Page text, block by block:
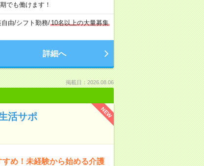
も働けます！
由/シフト勤務/10名以上の大量募集
詳細へ
掲載日：2026.08.06
NEW
活サポ
め！未経験から始める介護